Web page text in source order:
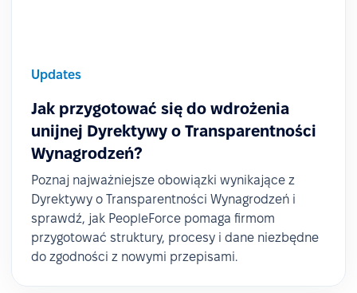
Updates
Jak przygotować się do wdrożenia
unijnej Dyrektywy o Transparentności
Wynagrodzeń?
Poznaj najważniejsze obowiązki wynikające z
Dyrektywy o Transparentności Wynagrodzeń i
sprawdź, jak PeopleForce pomaga firmom
przygotować struktury, procesy i dane niezbędne
do zgodności z nowymi przepisami.